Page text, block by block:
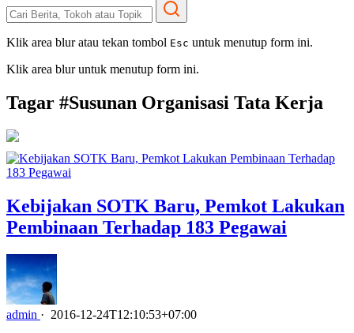
Klik area blur atau tekan tombol Esc untuk menutup form ini.
Klik area blur untuk menutup form ini.
Tagar #Susunan Organisasi Tata Kerja
Kebijakan SOTK Baru, Pemkot Lakukan
Pembinaan Terhadap 183 Pegawai
admin · 2016-12-24T12:10:53+07:00